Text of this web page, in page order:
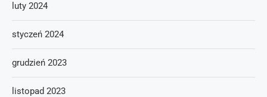
luty 2024
styczeń 2024
grudzień 2023
listopad 2023